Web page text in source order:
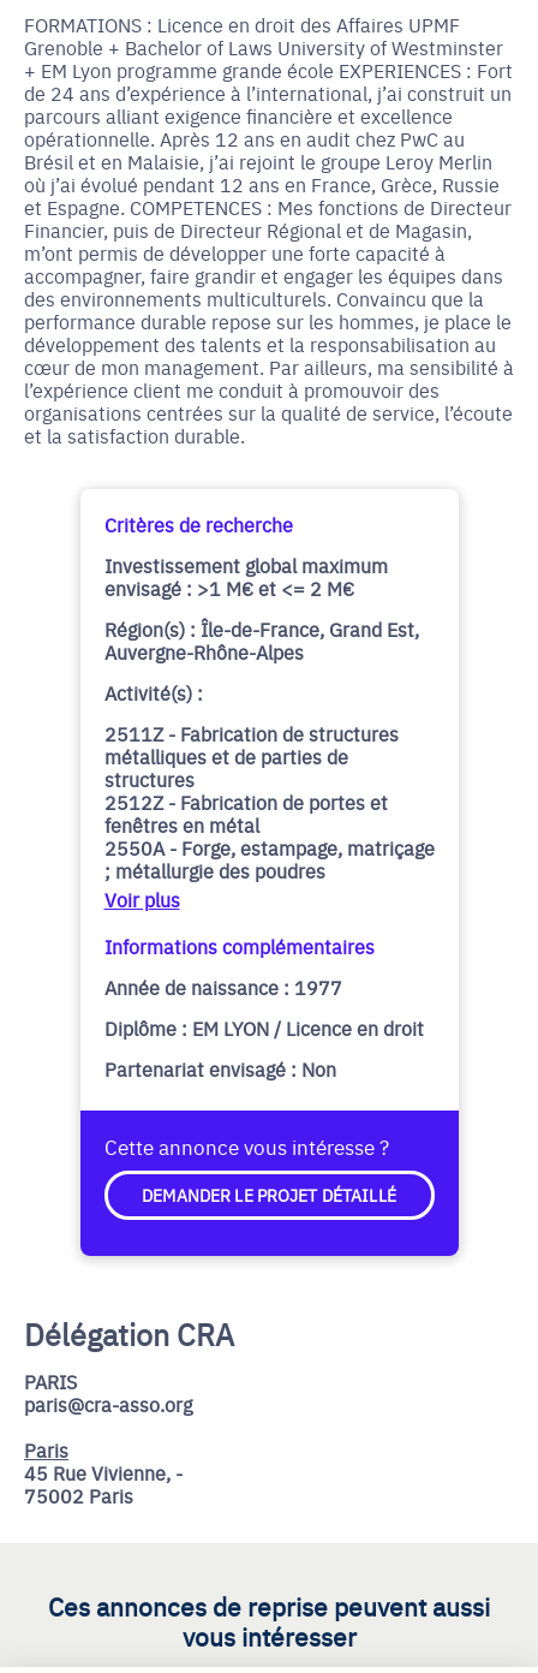
FORMATIONS : Licence en droit des Affaires UPMF
Grenoble + Bachelor of Laws University of Westminster
+ EM Lyon programme grande école EXPERIENCES : Fort
de 24 ans d’expérience à l’international, j’ai construit un
parcours alliant exigence financière et excellence
opérationnelle. Après 12 ans en audit chez PwC au
Brésil et en Malaisie, j’ai rejoint le groupe Leroy Merlin
où j’ai évolué pendant 12 ans en France, Grèce, Russie
et Espagne. COMPETENCES : Mes fonctions de Directeur
Financier, puis de Directeur Régional et de Magasin,
m’ont permis de développer une forte capacité à
accompagner, faire grandir et engager les équipes dans
des environnements multiculturels. Convaincu que la
performance durable repose sur les hommes, je place le
développement des talents et la responsabilisation au
cœur de mon management. Par ailleurs, ma sensibilité à
l’expérience client me conduit à promouvoir des
organisations centrées sur la qualité de service, l’écoute
et la satisfaction durable.
Critères de recherche
Investissement global maximum
envisagé : >1 M€ et <= 2 M€
Région(s) : Île-de-France, Grand Est,
Auvergne-Rhône-Alpes
Activité(s) :
2511Z - Fabrication de structures
métalliques et de parties de
structures
2512Z - Fabrication de portes et
fenêtres en métal
2550A - Forge, estampage, matriçage
; métallurgie des poudres
Voir plus
Informations complémentaires
Année de naissance : 1977
Diplôme : EM LYON / Licence en droit
Partenariat envisagé : Non
Cette annonce vous intéresse ?
DEMANDER LE PROJET DÉTAILLÉ
Délégation CRA
PARIS
paris@cra-asso.org
Paris
45 Rue Vivienne, -
75002 Paris
Ces annonces de reprise peuvent aussi
vous intéresser